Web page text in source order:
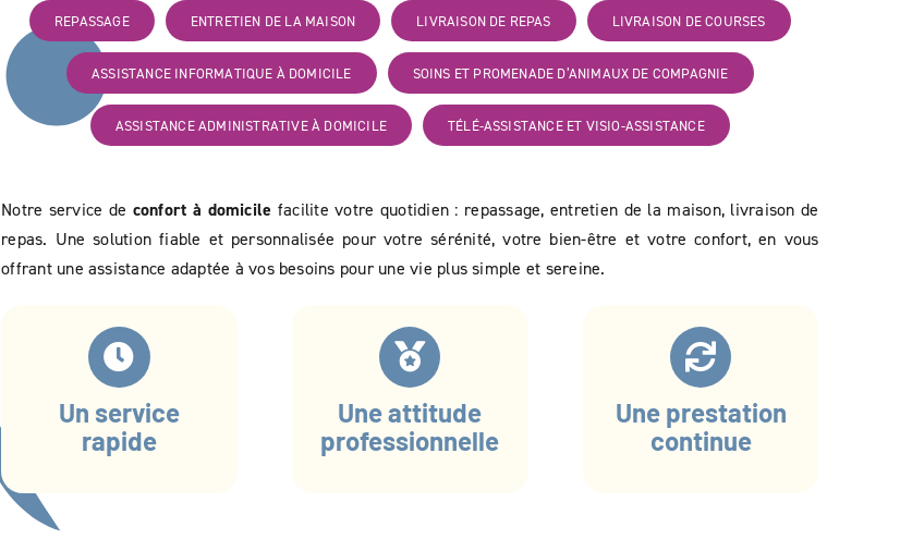
REPASSAGE ENTRETIEN DE LA MAISON LIVRAISON DE REPAS LIVRAISON DE COURSES
ASSISTANCE INFORMATIQUE À DOMICILE SOINS ET PROMENADE D’ANIMAUX DE COMPAGNIE
ASSISTANCE ADMINISTRATIVE À DOMICILE TÉLÉ-ASSISTANCE ET VISIO-ASSISTANCE
Notre service de confort à domicile facilite votre quotidien : repassage, entretien de la maison, livraison de
repas. Une solution fiable et personnalisée pour votre sérénité, votre bien-être et votre confort, en vous
offrant une assistance adaptée à vos besoins pour une vie plus simple et sereine.
Un service
rapide
Une attitude
professionnelle
Une prestation
continue